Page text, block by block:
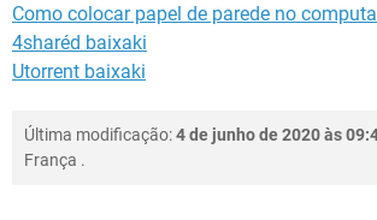
Como colocar papel de parede no
4sharéd baixaki
Utorrent baixaki
Última modificação:4 de junho de 2020 às
França .